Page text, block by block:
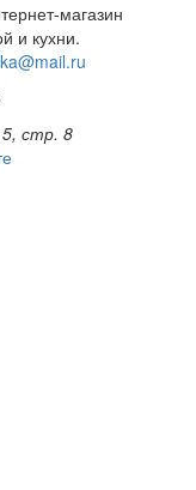
магазин
и кухни.
стр. 8